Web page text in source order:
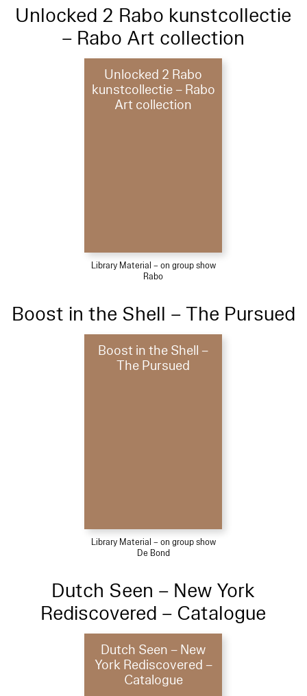
Unlocked 2 Rabo kunstcollectie
– Rabo Art collection
Unlocked 2 Rabo
kunstcollectie – Rabo
Art collection
Library Material – on group show
Rabo
Boost in the Shell – The Pursued
Boost in the Shell –
The Pursued
Library Material – on group show
De Bond
Dutch Seen – New York
Rediscovered – Catalogue
Dutch Seen – New
York Rediscovered –
Catalogue